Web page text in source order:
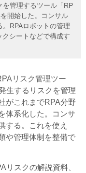
を管理するツール「RP
開始した。コンサル
RPAロボットの管理
シートなどで構成す
リスク管理ツー
生するリスクを管理
がこれまでRPA分野
体系化した。コンサ
する。これを使え
や管理体制を整備で
スクの解説資料、